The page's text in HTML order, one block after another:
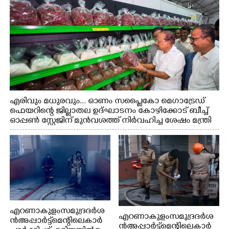
എരിവും മധുരവും... ഓണം സപ്ലൈകോ മെഗാട്രേഡ്
ഫെയറിന്റെ ജില്ലാതല ഉദ്ഘാടനം കോഴിക്കോട് ബീച്ച്
ഓപ്പണ്‍ സ്റ്റേജിന് മുന്‍വശത്ത് നിര്‍വഹിച്ച ശേഷം മന്ത്രി
പി.കെ.കുഞ്ഞാലിക്കുട്ടി സ്റ്റാളുകള്‍ സന്ദര്‍ശിക്കുന്നു..
എറണാകുളം സമുദ്ര ദർശ
ൻ അപ്പാർട്ട്മെന്റിലെ കാർ
എറണാകുളം സമുദ്ര ദർശ
ൻ അപ്പാർട്ട്മെന്റിലെ കാർ